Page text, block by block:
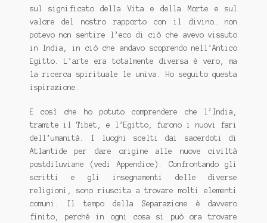
sul significato della Vita e della Morte e sul
valore del nostro rapporto con il divino… non
potevo non sentire l’eco di ciò che avevo vissuto
in India, in ciò che andavo scoprendo nell’Antico
Egitto. L’arte era totalmente diversa è vero, ma
la ricerca spirituale le univa. Ho seguito questa
ispirazione.
E così che ho potuto comprendere che l’India,
tramite il Tibet, e l’Egitto, furono i nuovi fari
dell’umanità. I luoghi scelti dai sacerdoti di
Atlantide per dare origine alle nuove civiltà
post­diluviane (vedi Appendice). Confrontando gli
scritti e gli insegnamenti delle diverse
religioni, sono riuscita a trovare molti elementi
comuni. Il tempo della Separazione è davvero
finito, perché in ogni cosa si può ora trovare